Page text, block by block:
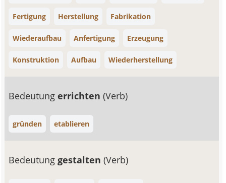
Fertigung Herstellung Fabrikation
Wiederaufbau Anfertigung Erzeugung
Konstruktion Aufbau Wiederherstellung
Bedeutungerrichten(Verb)
gründen etablieren
Bedeutunggestalten(Verb)